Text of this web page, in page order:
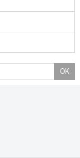
OK